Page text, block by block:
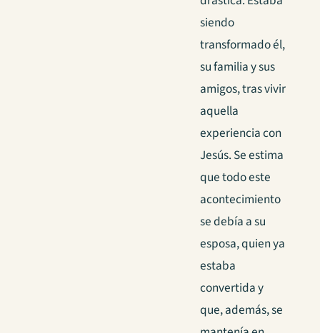
siendo
transformado él,
su familia y sus
amigos, tras vivir
aquella
experiencia con
Jesús. Se estima
que todo este
acontecimiento
se debía a su
esposa, quien ya
estaba
convertida y
que, además, se